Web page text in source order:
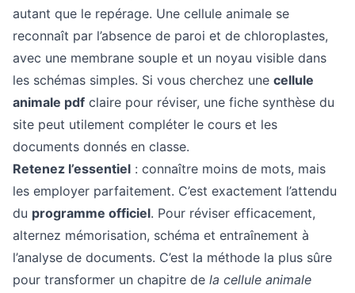
autant que le repérage. Une cellule animale se
reconnaît par l’absence de paroi et de chloroplastes,
avec une membrane souple et un noyau visible dans
les schémas simples. Si vous cherchez une cellule
animale pdf claire pour réviser, une fiche synthèse du
site peut utilement compléter le cours et les
documents donnés en classe.
Retenez l’essentiel : connaître moins de mots, mais
les employer parfaitement. C’est exactement l’attendu
du programme officiel. Pour réviser efficacement,
alternez mémorisation, schéma et entraînement à
l’analyse de documents. C’est la méthode la plus sûre
pour transformer un chapitre de la cellule animale